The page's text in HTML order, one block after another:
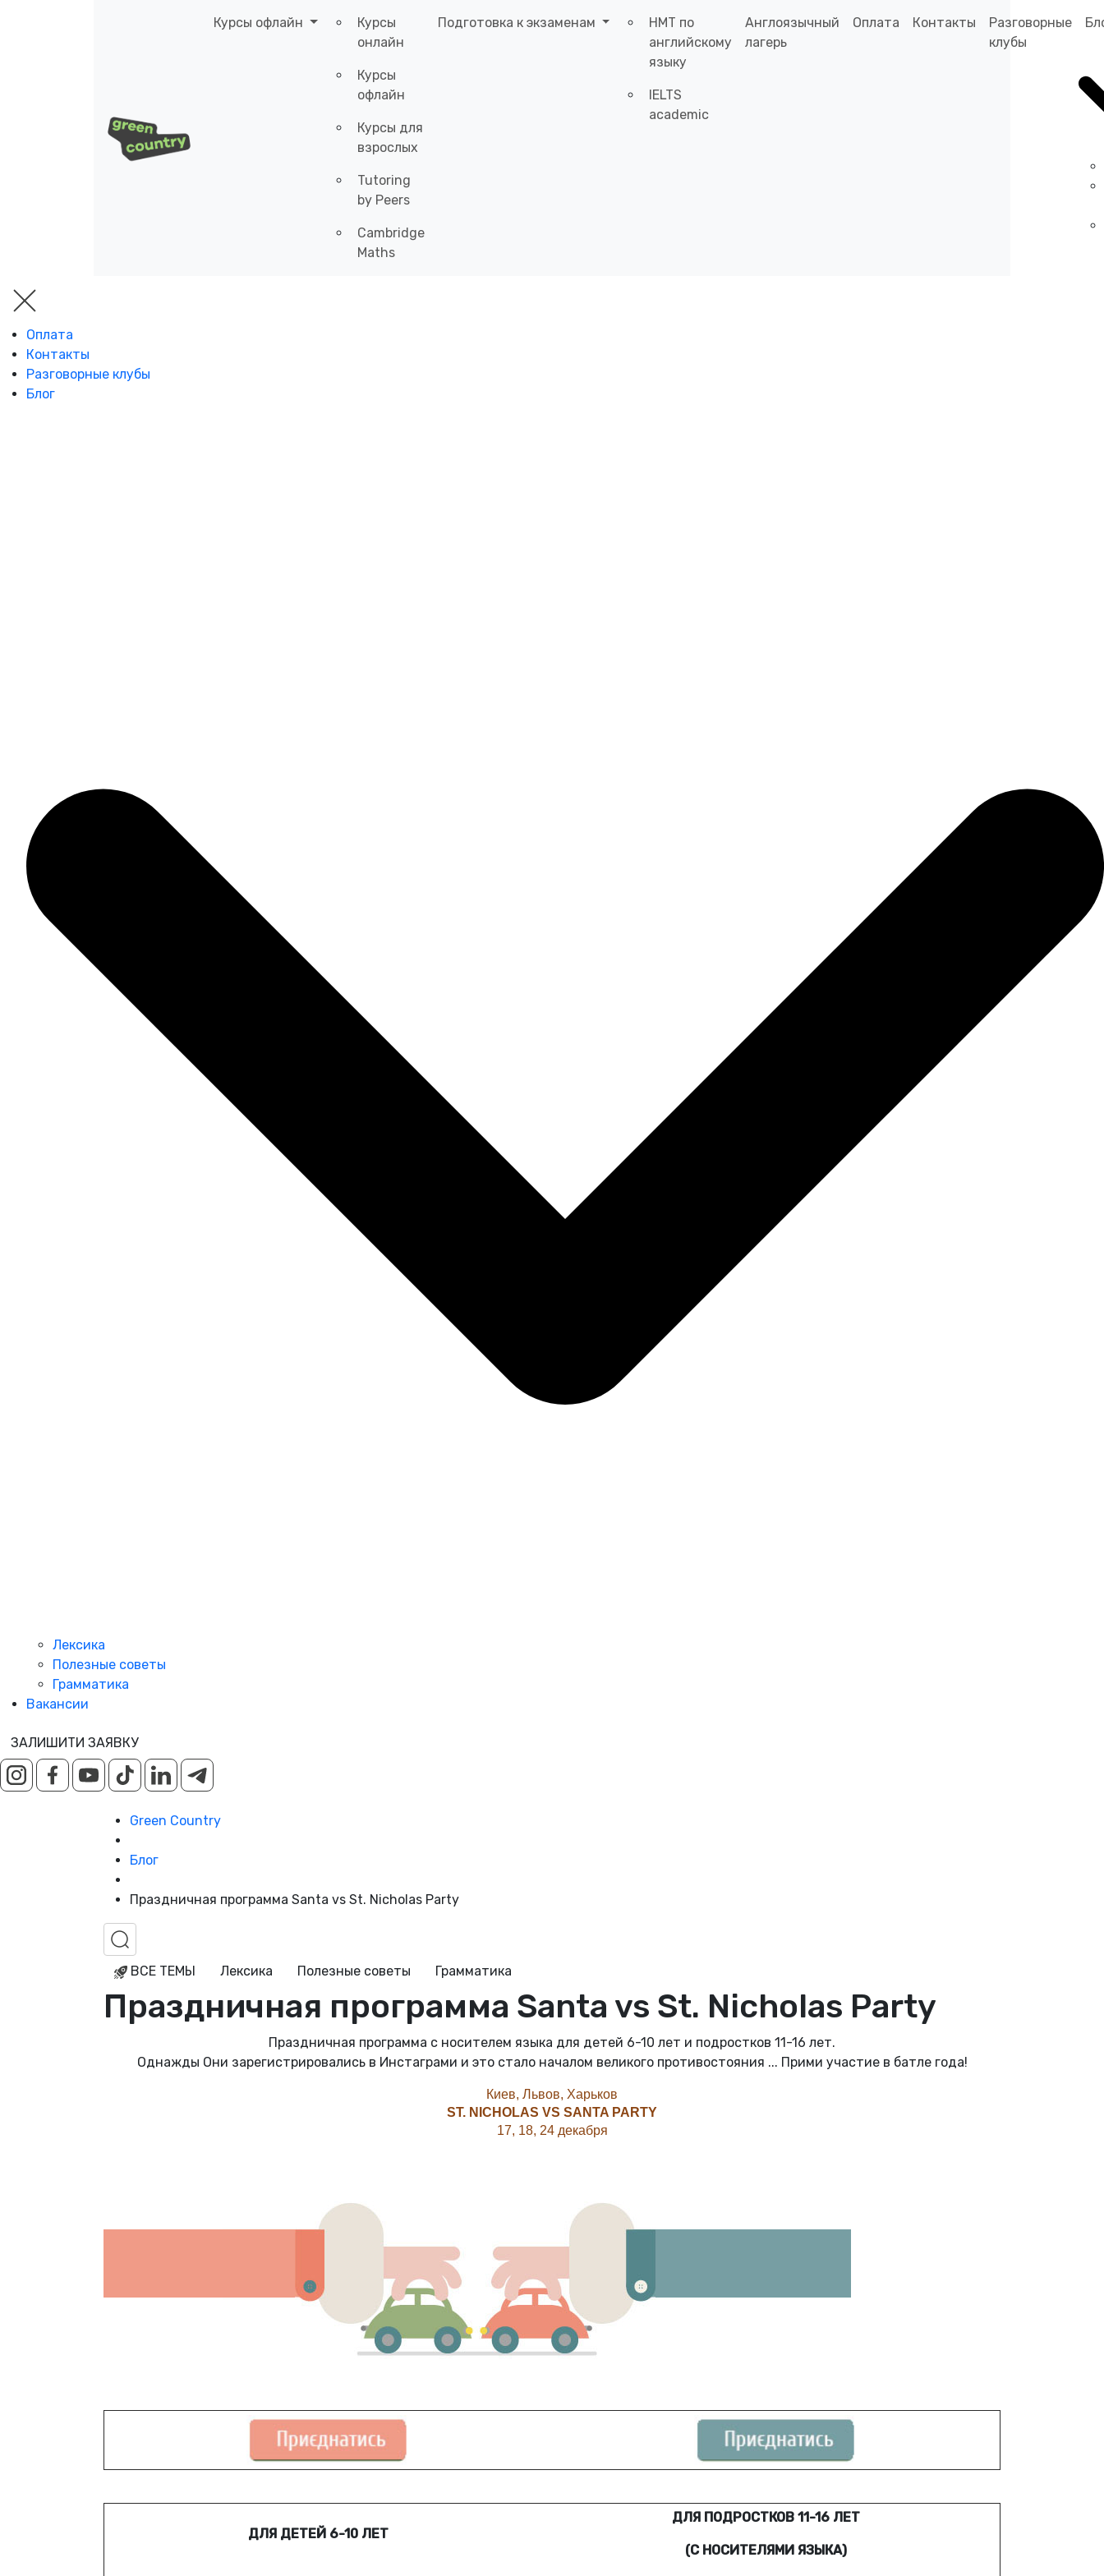
Курсы офлайн
Курсы
онлайн
Курсы
офлайн
Курсы для
взрослых
Tutoring
by Peers
Cambridge
Maths
Подготовка к экзаменам
НМТ по
английскому
языку
IELTS
academic
Англоязычный
лагерь
Оплата Контакты
Разговорные
клубы
Оплата
Контакты
Разговорные клубы
Блог
Лексика
Полезные советы
Грамматика
Вакансии
ЗАЛИШИТИ ЗАЯВКУ
Green Country
Блог
Праздничная программа Santa vs St. Nicholas Party
ВСЕ ТЕМЫ Лексика Полезные советы Грамматика
Праздничная программа Santa vs St. Nicholas Party
Праздничная программа с носителем языка для детей 6-10 лет и подростков 11-16 лет.
Однажды Они зарегистрировались в Инстаграми и это стало началом великого противостояния ... Прими участие в батле года!
Киев, Львов, Харьков
ST. NICHOLAS VS SANTA PARTY
17, 18, 24 декабря
ДЛЯ ДЕТЕЙ 6-10 ЛЕТ
ДЛЯ ПОДРОСТКОВ 11-16 ЛЕТ
(С НОСИТЕЛЯМИ ЯЗЫКА)